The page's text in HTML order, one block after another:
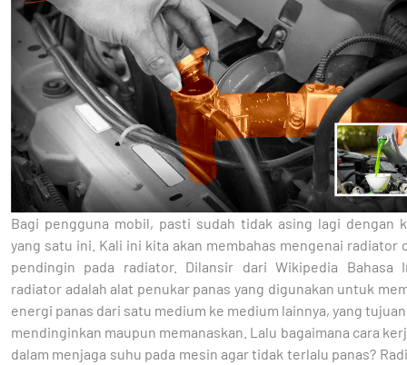
Bagi pengguna mobil, pasti sudah tidak asing lagi dengan
yang satu ini. Kali ini kita akan membahas mengenai radiator
pendingin pada radiator. Dilansir dari Wikipedia Bahasa
radiator adalah alat penukar panas yang digunakan untuk
energi panas dari satu medium ke medium lainnya, yang
mendinginkan maupun memanaskan. Lalu bagaimana cara
dalam menjaga suhu pada mesin agar tidak terlalu panas?